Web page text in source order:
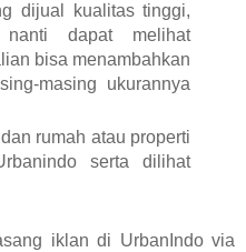
dijual kualitas tinggi,
nanti dapat melihat
bisa menambahkan
masing ukurannya
rumah atau properti
serta dilihat
iklan di UrbanIndo via